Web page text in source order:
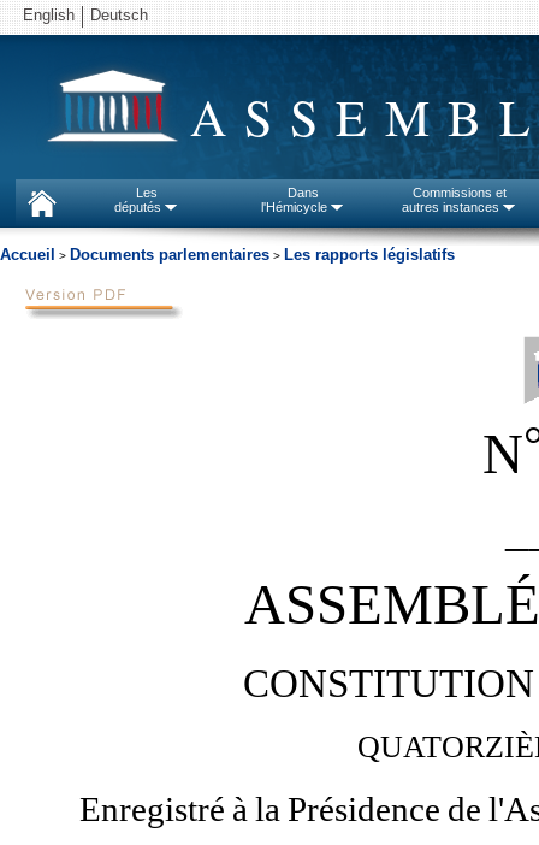
English Deutsch
Les
députés
Dans
l'Hémicycle
Commissions et
autres instances
Accueil > Documents parlementaires > Les rapports législatifs
N
CONSTITUTION
Enregistré à la Présidence de